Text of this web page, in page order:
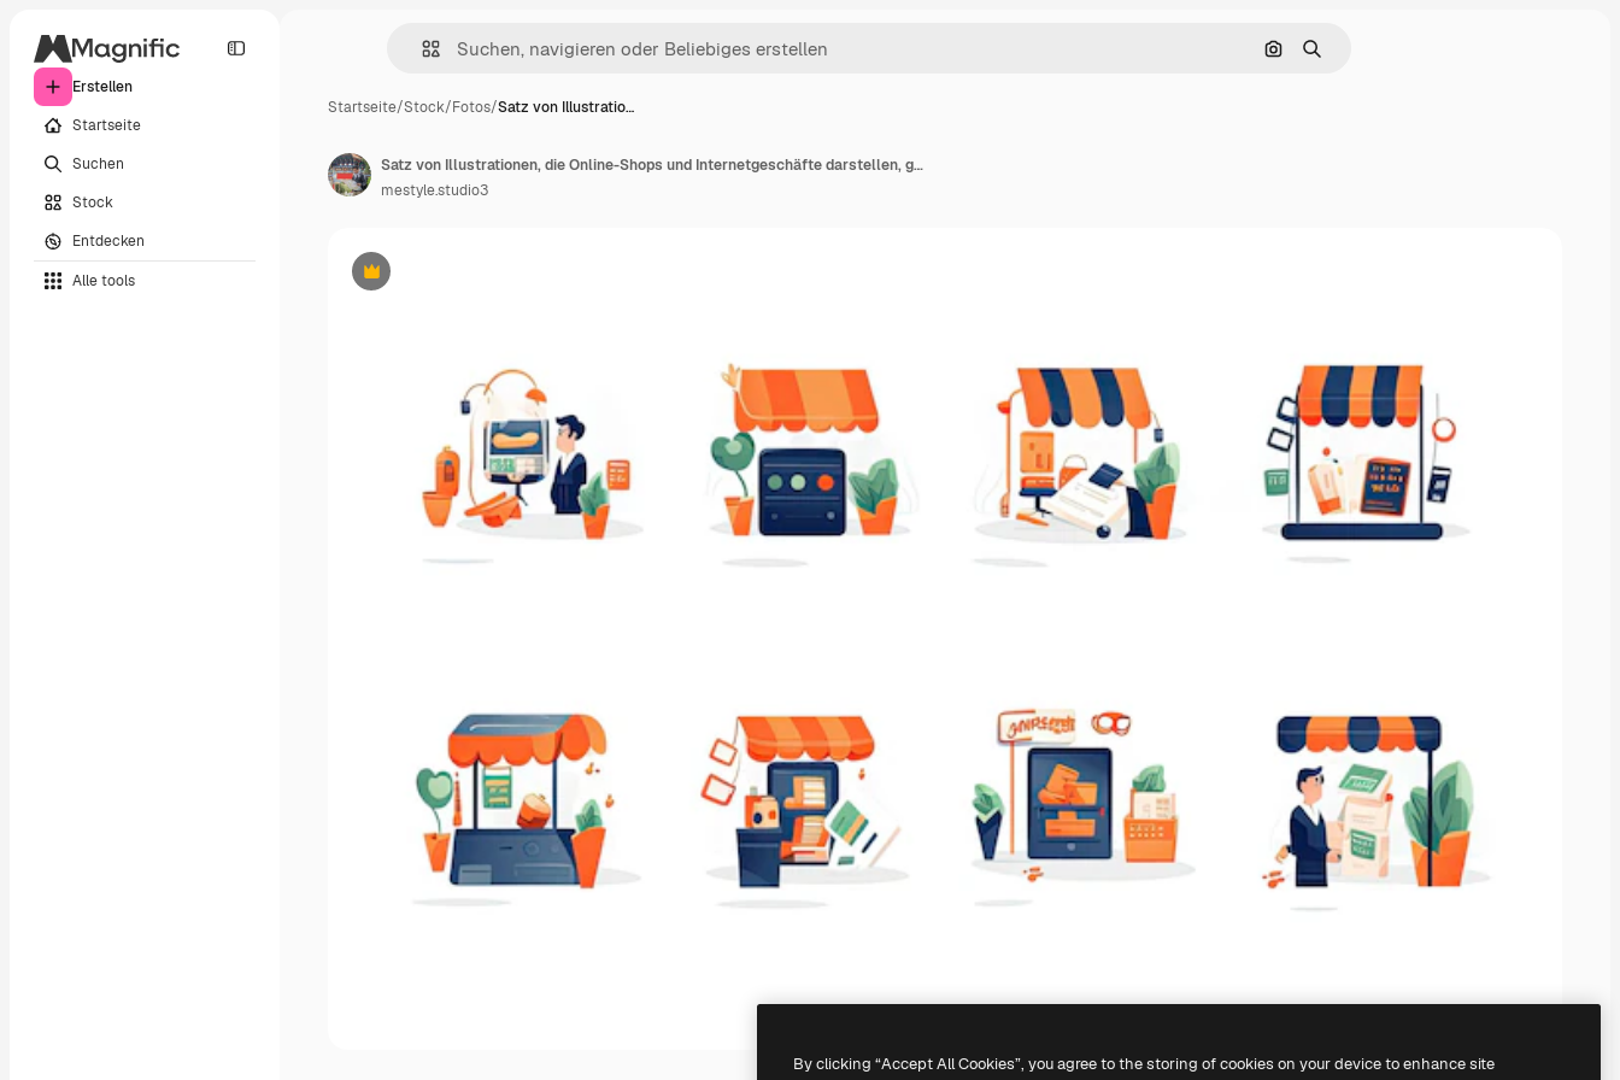
Erstellen
Startseite
Suchen
Stock
Entdecken
Alle tools
Nach Bild suchen
Suchen
Startseite/Stock/Fotos/Satz von Illustratio…
Premium
Satz von Illustrationen, die Online-Shops und Internetgeschäfte darstellen, generiert mit KI
mestyle.studio3
By clicking “Accept All Cookies”, you agree to the storing of cookies on your device to enhance site